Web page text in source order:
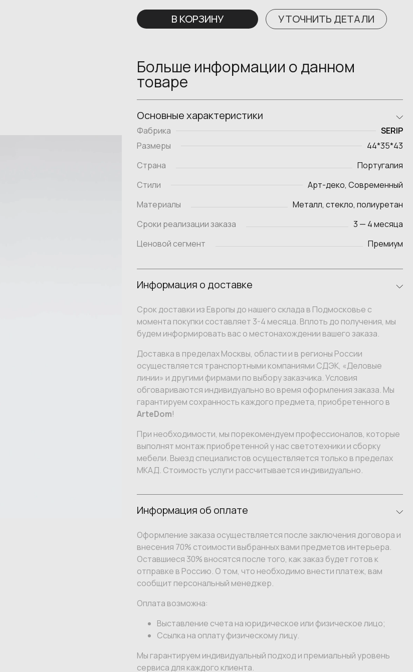
В КОРЗИНУ УТОЧНИТЬ ДЕТАЛИ
Больше информации о данном
товаре
Основные характеристики
Фабрика SERIP
Страна
Португалия
Стили
Арт-деко, Современный
Материалы
Металл, стекло, полиуретан
Сроки реализации заказа
3 — 4 месяца
Ценовой сегмент
Премиум
Размеры 44*35*43
Информация о доставке
Срок доставки из Европы до нашего склада в Подмосковье с
момента покупки составляет 3-4 месяца. Вплоть до получения, мы
будем информировать вас о местонахождении вашего заказа.
Доставка в пределах Москвы, области и в регионы России
осуществляется транспортными компаниями СДЭК, «Деловые
линии» и другими фирмами по выбору заказчика. Условия
обговариваются индивидуально во время оформления заказа. Мы
гарантируем сохранность каждого предмета, приобретенного в
ArteDom!
При необходимости, мы порекомендуем профессионалов, которые
выполнят монтаж приобретенной у нас светотехники и сборку
мебели. Выезд специалистов осуществляется только в пределах
МКАД. Стоимость услуги рассчитывается индивидуально.
Информация об оплате
Оформление заказа осуществляется после заключения договора и
внесения 70% стоимости выбранных вами предметов интерьера.
Оставшиеся 30% вносятся после того, как заказ будет готов к
отправке в Россию. О том, что необходимо внести платеж, вам
сообщит персональный менеджер.
Оплата возможна:
Выставление счета на юридическое или физическое лицо;
Ссылка на оплату физическому лицу.
Мы гарантируем индивидуальный подход и премиальный уровень
сервиса для каждого клиента.